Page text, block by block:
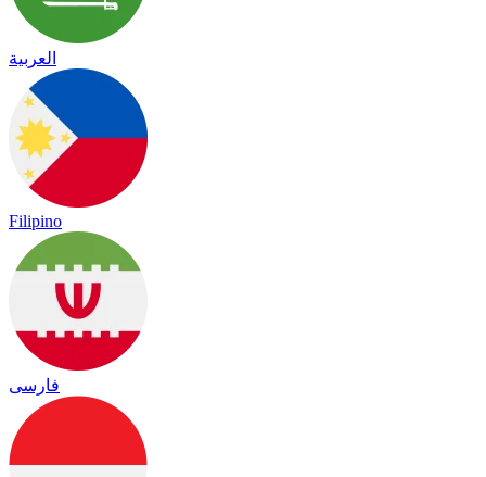
العربية
Filipino
فارسی